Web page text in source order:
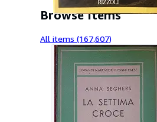
Browse items
All items (167,607)